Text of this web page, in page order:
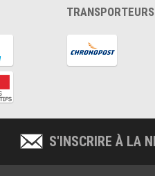
TRANSPORTEURS
S'INSCRIRE À LA